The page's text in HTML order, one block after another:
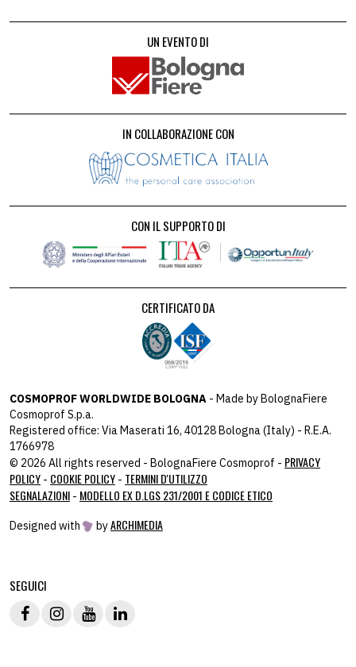
UN EVENTO DI
IN COLLABORAZIONE CON
CON IL SUPPORTO DI
CERTIFICATO DA
COSMOPROF WORLDWIDE BOLOGNA - Made by BolognaFiere
Cosmoprof S.p.a.
Registered office: Via Maserati 16, 40128 Bologna (Italy) - R.E.A.
1766978
© 2026 All rights reserved - BolognaFiere Cosmoprof - PRIVACY
POLICY - COOKIE POLICY - TERMINI D'UTILIZZO
SEGNALAZIONI - MODELLO EX D.LGS 231/2001 E CODICE ETICO
Designed with byARCHIMEDIA
SEGUICI